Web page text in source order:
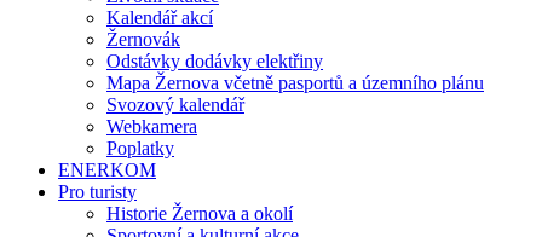
Kalendář akcí
Žernovák
Odstávky dodávky elektřiny
Mapa Žernova včetně pasportů a územního plánu
Svozový kalendář
Webkamera
Poplatky
ENERKOM
Pro turisty
Historie Žernova a okolí